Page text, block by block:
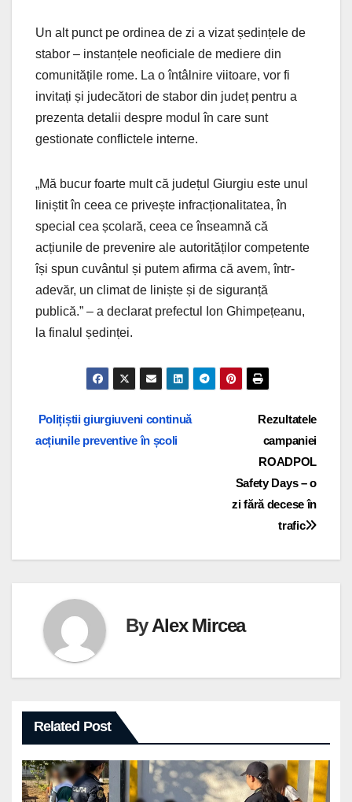
Un alt punct pe ordinea de zi a vizat ședințele de
stabor – instanțele neoficiale de mediere din
comunitățile rome. La o întâlnire viitoare, vor fi
invitați și judecători de stabor din județ pentru a
prezenta detalii despre modul în care sunt
gestionate conflictele interne.
„Mă bucur foarte mult că județul Giurgiu este unul
liniștit în ceea ce privește infracționalitatea, în
special cea școlară, ceea ce înseamnă că
acțiunile de prevenire ale autorităților competente
își spun cuvântul și putem afirma că avem, într-
adevăr, un climat de liniște și de siguranță
publică.” – a declarat prefectul Ion Ghimpețeanu,
la finalul ședinței.
Navigare
în
Rezultatele
campaniei
ROADPOL
Safety Days – o
zi fără decese în
trafic
Polițiștii giurgiuveni continuă
acțiunile preventive în școli
ByAlex Mircea
Related Post